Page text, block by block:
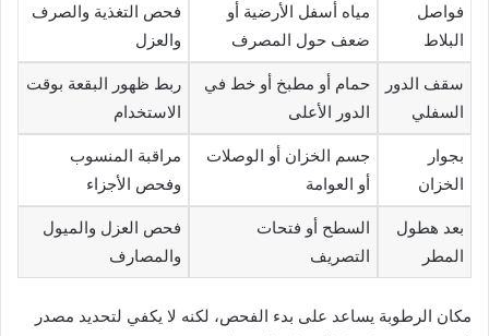
فواصل
البلاط
مياه أسفل الأرضية أو
ضعف حول المصرف
فحص التغذية والصرف
والعزل
سقف الدور
السفلي
حمام أو مطبخ أو خط في
الدور الأعلى
ربط ظهور البقعة بوقت
الاستخدام
بجوار
الخزان
جسم الخزان أو الوصلات
أو العوامة
مراقبة المنسوب
وفحص الأجزاء
بعد هطول
المطر
السطح أو فتحات
التصريف
فحص العزل والميول
والمصارف
مكان الرطوبة يساعد على بدء الفحص، لكنه لا يكفي لتحديد مصدر